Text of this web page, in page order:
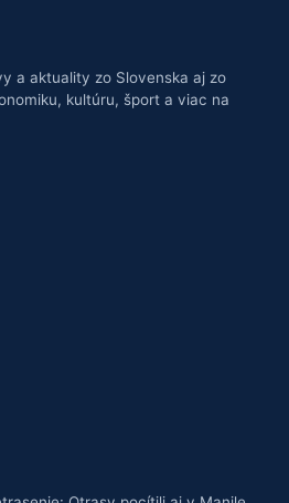
a aktuality zo Slovenska aj zo
kultúru, šport a viac na